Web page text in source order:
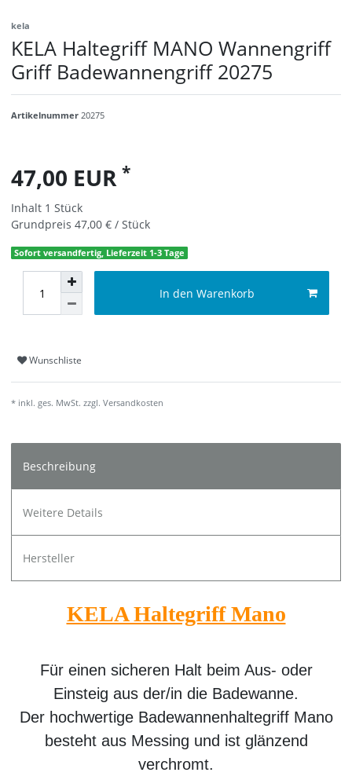
kela
KELA Haltegriff MANO Wannengriff
Griff Badewannengriff 20275
Artikelnummer 20275
47,00 EUR *
Inhalt 1 Stück
Grundpreis 47,00 € / Stück
Sofort versandfertig, Lieferzeit 1-3 Tage
In den Warenkorb
Wunschliste
* inkl. ges. MwSt. zzgl. Versandkosten
Beschreibung
Weitere Details
Hersteller
KELA Haltegriff Mano
Für einen sicheren Halt beim Aus- oder
Einsteig aus der/in die Badewanne.
Der hochwertige Badewannenhaltegriff Mano
besteht aus Messing und ist glänzend
verchromt.